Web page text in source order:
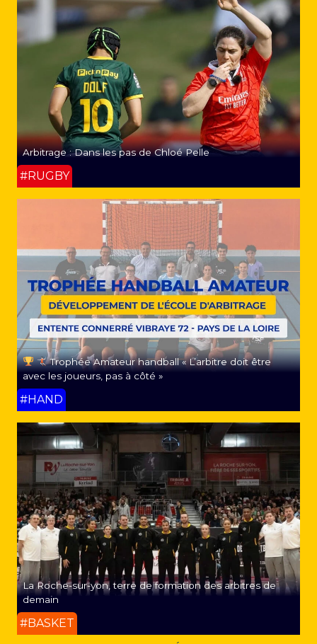
Arbitrage : Dans les pas de Chloé Pelle
#RUGBY
Trophée Amateur handball « L’arbitre doit être
avec les joueurs, pas à côté »
#HAND
La Roche-sur-yon, terre de formation des arbitres de
demain
#BASKET